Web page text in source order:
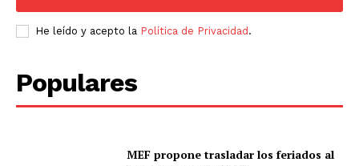
He leído y acepto la Política de Privacidad .
Populares
MEF propone trasladar los feriados al